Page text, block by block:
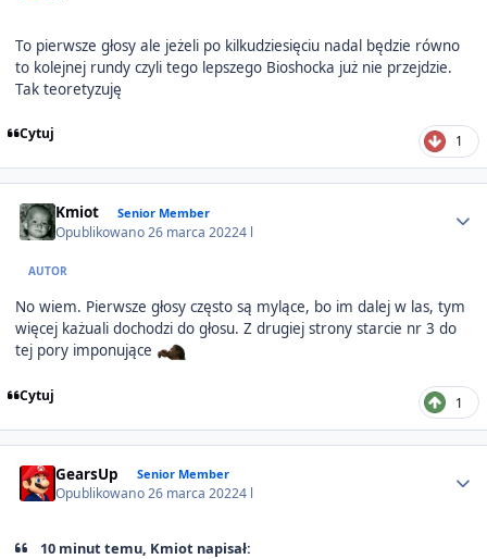
To pierwsze głosy ale jeżeli po kilkudziesięciu nadal będzie równo
to kolejnej rundy czyli tego lepszego Bioshocka już nie przejdzie.
Tak teoretyzuję
Cytuj 1
Kmiot Senior Member
Opublikowano26 marca 20224 l
AUTOR
No wiem. Pierwsze głosy często są mylące, bo im dalej w las, tym
więcej każuali dochodzi do głosu. Z drugiej strony starcie nr 3 do
tej pory imponujące
Cytuj 1
GearsUp Senior Member
Opublikowano26 marca 20224 l
10 minut temu, Kmiot napisał: